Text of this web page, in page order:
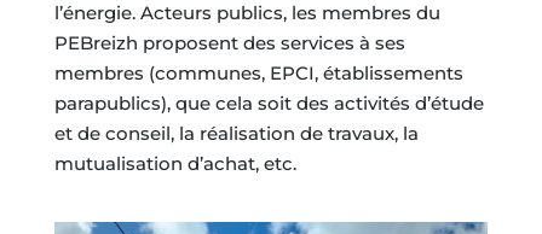
l’énergie. Acteurs publics, les membres du
PEBreizh proposent des services à ses
membres (communes, EPCI, établissements
parapublics), que cela soit des activités d’étude
et de conseil, la réalisation de travaux, la
mutualisation d’achat, etc.